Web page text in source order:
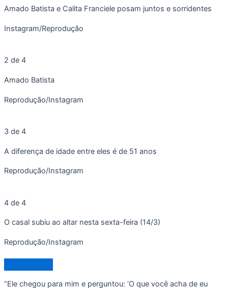
Amado Batista e Calita Franciele posam juntos e sorridentes
Instagram/Reprodução
2 de 4
Amado Batista
Reprodução/Instagram
3 de 4
A diferença de idade entre eles é de 51 anos
Reprodução/Instagram
4 de 4
O casal subiu ao altar nesta sexta-feira (14/3)
Reprodução/Instagram
“Ele chegou para mim e perguntou: ‘O que você acha de eu